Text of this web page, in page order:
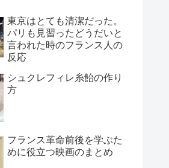
東京はとても清潔だった。
パリも見習ったどうだいと
言われた時のフランス人の
反応
シュクレフィレ糸飴の作り
方
フランス革命前後を学ぶた
めに役立つ映画のまとめ